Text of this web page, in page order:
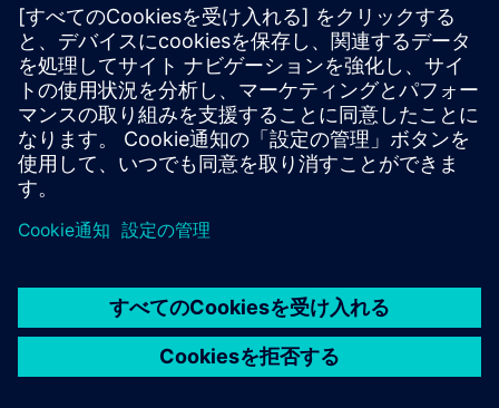
世界各地の事業拠点
サポート・センター
ご意見・ご要望
違法コピーの連絡先
© Siemens2026
タル・ミレニアム著作権法 (DMCA)
内部通報